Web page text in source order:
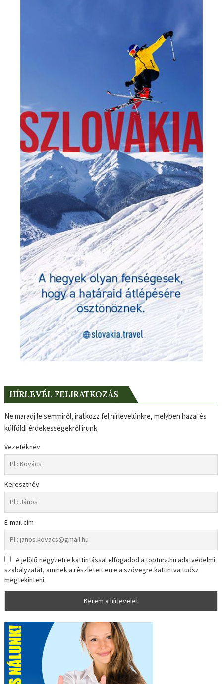
HÍRLEVÉL FELIRATKOZÁS
Ne maradj le semmiről, iratkozz fel hírlevelünkre, melyben hazai és
külföldi érdekességekről írunk.
Vezetéknév
Keresztnév
E-mail cím
A jelölő négyzetre kattintással elfogadod a toptura.hu adatvédelmi
szabályzatát, aminek a részleteit erre a szövegre kattintva tudsz
megtekinteni.